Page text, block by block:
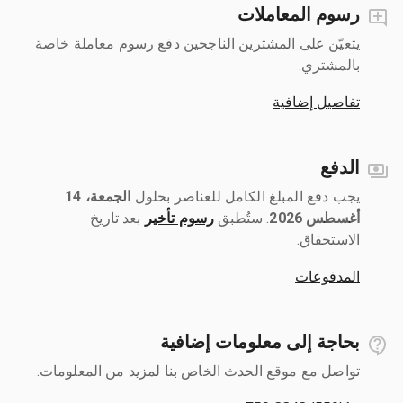
رسوم المعاملات
يتعيّن على المشترين الناجحين دفع رسوم معاملة خاصة
بالمشتري.
تفاصيل إضافية
الدفع
يجب دفع المبلغ الكامل للعناصر بحلول ‎
الجمعة، 14
أغسطس 2026
رسوم تأخير بعد تاريخ
الاستحقاق.
المدفوعات
بحاجة إلى معلومات إضافية
تواصل مع موقع الحدث الخاص بنا لمزيد من المعلومات.